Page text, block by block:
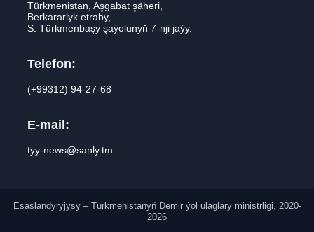
Türkmenistan, Aşgabat şäheri,
Berkararlyk etraby,
S. Türkmenbaşy şaýolunyň 7-nji jaýy.
Telefon:
(+99312) 94-27-68
E-mail:
tyy-news@sanly.tm
Esaslandyryjysy – Türkmenistanyň Demir ýol ulaglary ministrligi, 2020-
2026